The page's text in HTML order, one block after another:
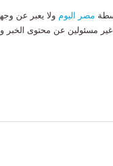
مصر اليوم ولا يعبر عن
مسئولين عن محتوى الخبر